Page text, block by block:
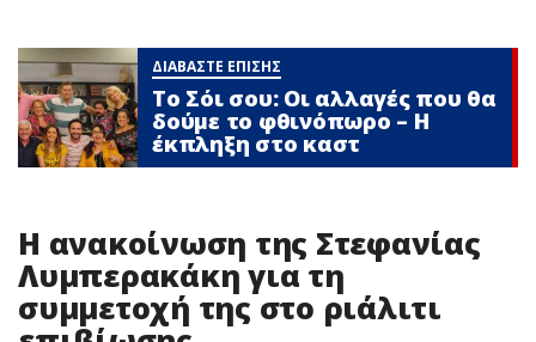
ΔΙΑΒΑΣΤΕ ΕΠΙΣΗΣ
Το Σόι σου: Οι αλλαγές που θα
δούμε το φθινόπωρο – Η
έκπληξη στο καστ
Η ανακοίνωση της Στεφανίας
Λυμπερακάκη για τη
συμμετοχή της στο ριάλιτι